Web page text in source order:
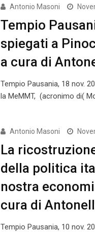
Antonio Masoni
Tempio
spiegati a
a cura di
Tempio Pausania, 18 nov.
la MeMMT, (acronimo di(
Antonio Masoni
La
della politica
nostra
cura di
Tempio Pausania, 10 nov.